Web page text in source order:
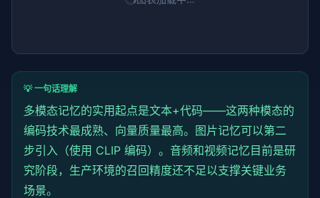
💡 一句话理解
多模态记忆的实用起点是文本+代码——这两种模态的
编码技术最成熟、向量质量最高。图片记忆可以第二
步引入（使用 CLIP 编码）。音频和视频记忆目前是研
究阶段，生产环境的召回精度还不足以支撑关键业务
场景。